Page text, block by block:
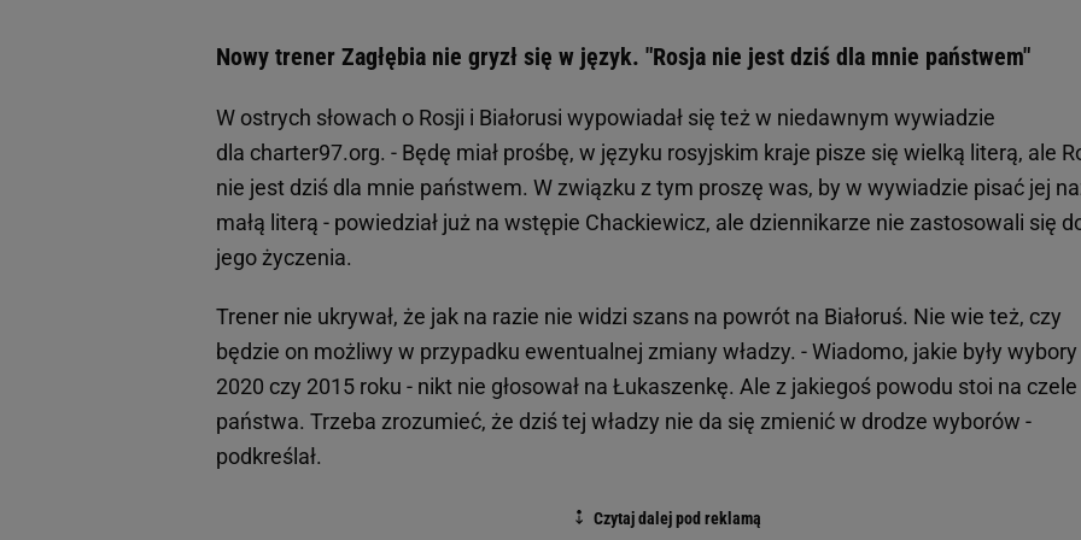
Nowy trener Zagłębia nie gryzł się w język. "Rosja nie jest dziś dla mnie państwem"
W ostrych słowach o Rosji i Białorusi wypowiadał się też w niedawnym wywiadzie
dla charter97.org. - Będę miał prośbę, w języku rosyjskim kraje pisze się wielką literą, ale
nie jest dziś dla mnie państwem. W związku z tym proszę was, by w wywiadzie pisać jej
małą literą - powiedział już na wstępie Chackiewicz, ale dziennikarze nie zastosowali się
jego życzenia.
Trener nie ukrywał, że jak na razie nie widzi szans na powrót na Białoruś. Nie wie też, czy
będzie on możliwy w przypadku ewentualnej zmiany władzy. - Wiadomo, jakie były
2020 czy 2015 roku - nikt nie głosował na Łukaszenkę. Ale z jakiegoś powodu stoi na czele
państwa. Trzeba zrozumieć, że dziś tej władzy nie da się zmienić w drodze wyborów -
podkreślał.